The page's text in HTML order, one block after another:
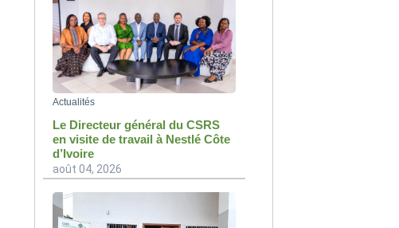
Actualités
Le Directeur général du CSRS
en visite de travail à Nestlé Côte
d’Ivoire
août 04, 2026